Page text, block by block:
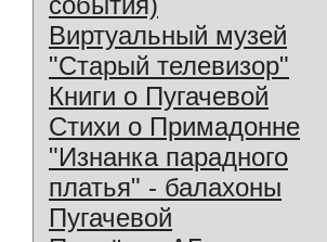
Виртуальный музей
"Старый телевизор"
Книги о Пугачевой
Стихи о Примадонне
"Изнанка парадного
платья" - балахоны
Пугачевой